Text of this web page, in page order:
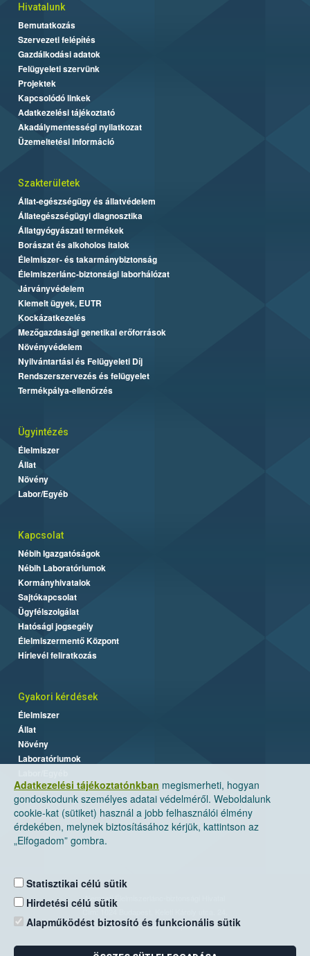
Adatkezelési tájékoztatónkban megismerheti, hogyan
gondoskodunk személyes adatai védelméről. Weboldalunk
cookie-kat (sütiket) használ a jobb felhasználói élmény
érdekében, melynek biztosításához kérjük, kattintson az
„Elfogadom” gombra.
Statisztikai célú sütik
Hirdetési célú sütik
Alapműködést biztosító és funkcionális sütik
Hivatalunk
Bemutatkozás
Szervezeti felépítés
Gazdálkodási adatok
Felügyeleti szervünk
Projektek
Kapcsolódó linkek
Adatkezelési tájékoztató
Akadálymentességi nyilatkozat
Üzemeltetési információ
Szakterületek
Állat-egészségügy és állatvédelem
Állategészségügyi diagnosztika
Állatgyógyászati termékek
Borászat és alkoholos italok
Élelmiszer- és takarmánybiztonság
Élelmiszerlánc-biztonsági laborhálózat
Járványvédelem
Kiemelt ügyek, EUTR
Kockázatkezelés
Mezőgazdasági genetikai erőforrások
Növényvédelem
Nyilvántartási és Felügyeleti Díj
Rendszerszervezés és felügyelet
Termékpálya-ellenőrzés
Ügyintézés
Élelmiszer
Állat
Növény
Labor/Egyéb
Kapcsolat
Nébih Igazgatóságok
Nébih Laboratóriumok
Kormányhivatalok
Sajtókapcsolat
Ügyfélszolgálat
Hatósági jogsegély
Élelmiszermentő Központ
Hírlevél feliratkozás
Gyakori kérdések
Élelmiszer
Állat
Növény
Laboratóriumok
Nemzeti Élelmiszerlánc-biztonsági Hivatal
Levelezési cím: 1525 Budapest. Pf. 30.